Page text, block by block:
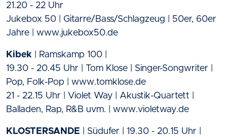
21.20 - 22 Uhr
Jukebox 50 | Gitarre/Bass/Schlagzeug | 50er, 60er
Jahre | www.jukebox50.de
Kibek | Ramskamp 100 |
19.30 - 20.45 Uhr | Tom Klose | Singer-Songwriter |
Pop, Folk-Pop | www.tomklose.de
21 - 22.15 Uhr | Violet Way | Akustik-Quartett |
Balladen, Rap, R&B uvm. | www.violetway.de
KLOSTERSANDE | Südufer | 19.30 - 20.15 Uhr |